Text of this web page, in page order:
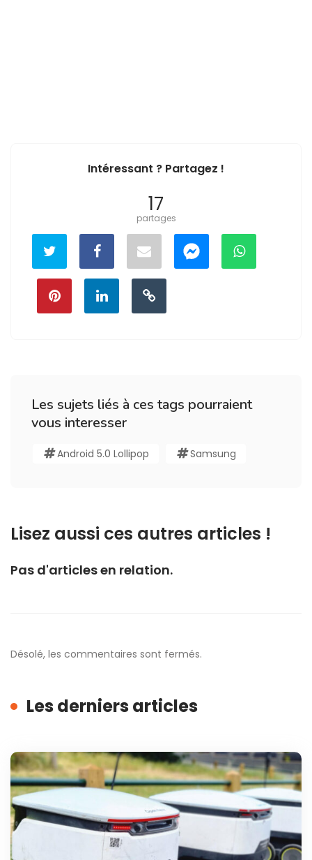
Intéressant ? Partagez !
17
partages
Les sujets liés à ces tags pourraient
vous interesser
Android 5.0 Lollipop Samsung
Lisez aussi ces autres articles !
Pas d'articles en relation.
Désolé, les commentaires sont fermés.
Les derniers articles